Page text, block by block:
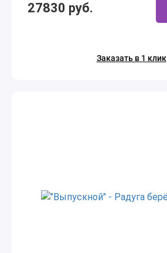
27830 руб.
Заказать в 1 клик